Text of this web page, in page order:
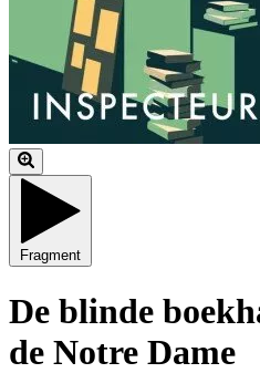
Fragment
De blinde
de Notre Dame